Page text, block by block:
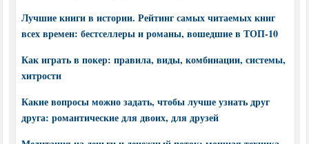
Лучшие книги в истории. Рейтинг самых читаемых книг
всех времен: бестселлеры и романы, вошедшие в ТОП-10
Как играть в покер: правила, виды, комбинации, системы,
хитрости
Какие вопросы можно задать, чтобы лучше узнать друг
друга: романтические для двоих, для друзей